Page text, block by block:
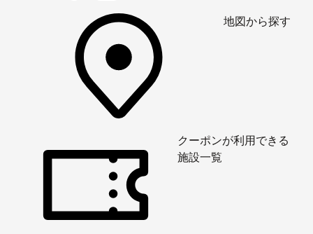
地図から探す
クーポンが利用できる
施設一覧